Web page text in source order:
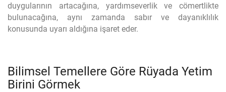
duygularının artacağına, yardımseverlik ve cömertlikte
bulunacağına, aynı zamanda sabır ve dayanıklılık
konusunda uyarı aldığına işaret eder.
Bilimsel Temellere Göre Rüyada Yetim
Birini Görmek